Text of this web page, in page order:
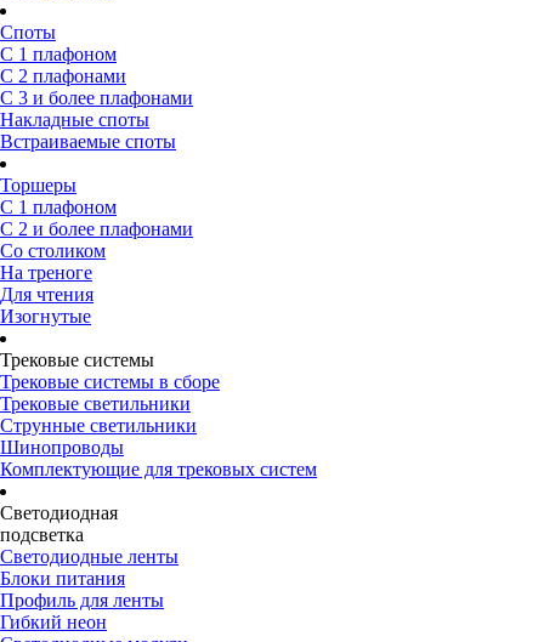
Споты
С 1 плафоном
С 2 плафонами
С 3 и более плафонами
Накладные споты
Встраиваемые споты
Торшеры
С 1 плафоном
С 2 и более плафонами
Со столиком
На треноге
Для чтения
Изогнутые
Трековые системы
Трековые системы в сборе
Трековые светильники
Струнные светильники
Шинопроводы
Комплектующие для трековых систем
Светодиодная
подсветка
Светодиодные ленты
Блоки питания
Профиль для ленты
Гибкий неон